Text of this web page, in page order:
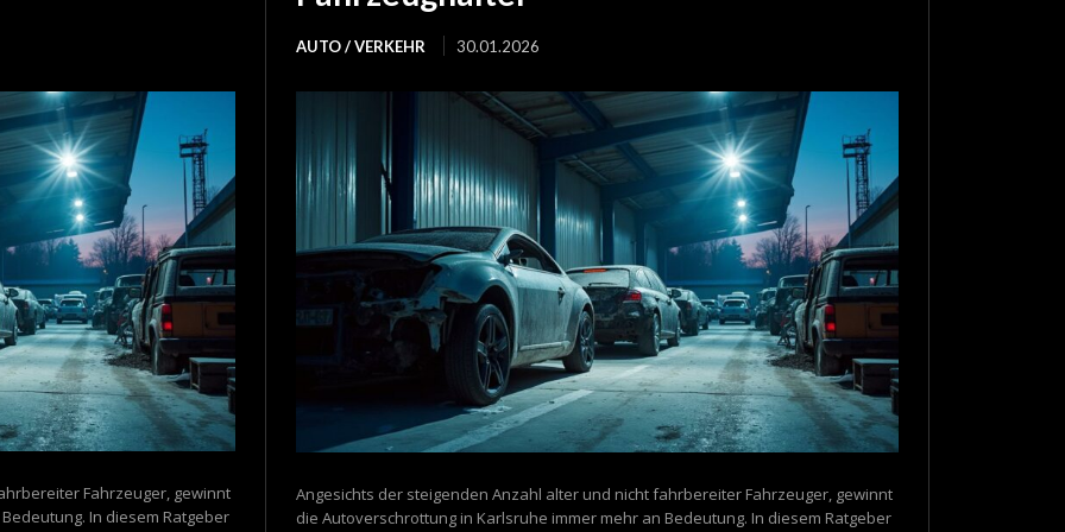
Fahrzeuger, gewinnt
In diesem Ratgeber
AUTO / VERKEHR 30.01.2026
Angesichts der steigenden Anzahl alter und nicht fahrbereiter Fahrzeuger, gewinnt
die Autoverschrottung in Karlsruhe immer mehr an Bedeutung. In diesem Ratgeber